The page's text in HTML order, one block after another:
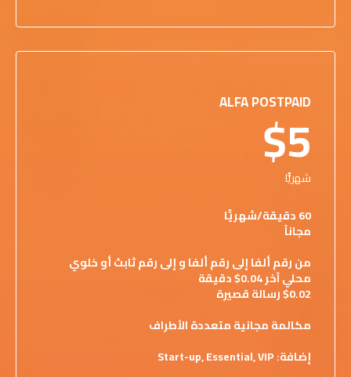
ALFA POSTPAID
$5
شهريًّا
60 دقيقة/شهريًّا
مجاناً
من رقم ألفا إلى رقم ألفا و إلى رقم ثابث أو خلوي
محلي آخر 0.04$ دقيقة
$0.02 رسالة قصيرة
مكالمة مجانية متعددة الأطراف
إضافة: Start-up, Essential, VIP